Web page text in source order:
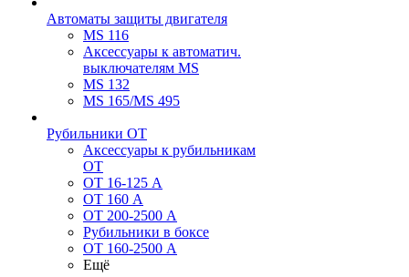
Автоматы защиты двигателя
MS 116
Аксессуары к автоматич.
выключателям MS
MS 132
MS 165/MS 495
Рубильники ОТ
Аксессуары к рубильникам
OT
OT 16-125 А
OT 160 А
OT 200-2500 А
Рубильники в боксе
OT 160-2500 А
Ещё